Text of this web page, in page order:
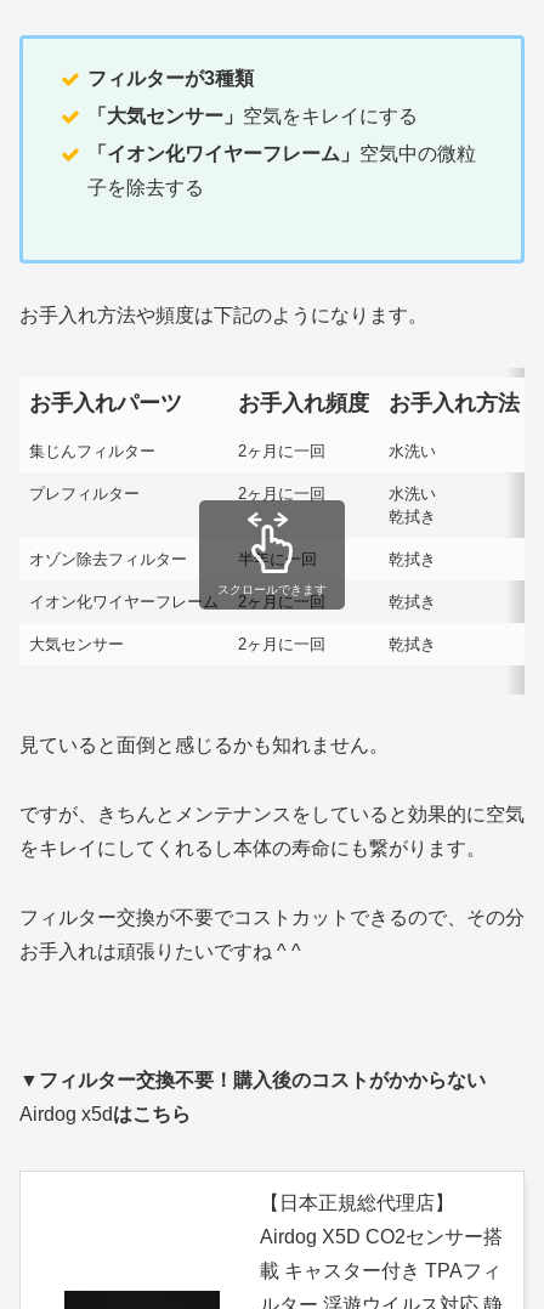
フィルターが3種類
「大気センサー」 空気をキレイにする
「イオン化ワイヤーフレーム」 空気中の微粒
子を除去する
お手入れ方法や頻度は下記のようになります。
お手入れパーツ お手入れ頻度 お手入れ方法
集じんフィルター 2ヶ月に一回 水洗い
プレフィルター 2ヶ月に一回
水洗い
乾拭き
オゾン除去フィルター 半年に一回 乾拭き
イオン化ワイヤーフレーム 2ヶ月に一回 乾拭き
大気センサー 2ヶ月に一回 乾拭き
スクロールできます
見ていると面倒と感じるかも知れません。
ですが、きちんとメンテナンスをしていると効果的に空気
をキレイにしてくれるし本体の寿命にも繋がります。
フィルター交換が不要でコストカットできるので、その分
お手入れは頑張りたいですね ^ ^
▼フィルター交換不要！購入後のコストがかからない
Airdog x5dはこちら
【日本正規総代理店】
Airdog X5D CO2センサー搭
載 キャスター付き TPAフィ
ルター 浮遊ウイルス対応 静